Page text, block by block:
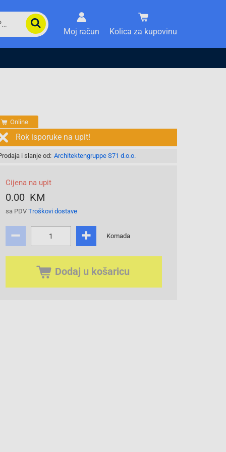
Moj račun Kolica za kupovinu
Online
Rok isporuke na upit!
i slanje od: Architektengruppe S71 d.o.o.
Cijena na upit
0.00 KM
sa PDV Troškovi dostave
Komada
Dodaj u košaricu